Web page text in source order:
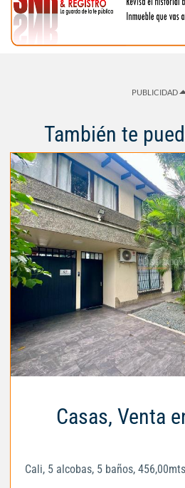
PUBLICIDAD
También te
Casas, Venta
Cali, 5 alcobas, 5 baños,